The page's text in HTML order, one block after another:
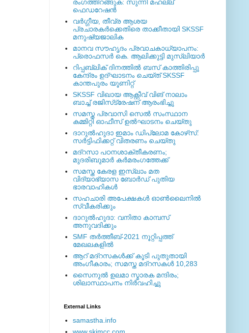
രംഗത്തിറങ്ങുക: സുന്നി മഹല്ല്
ഫെഡറേഷന്‍
വര്‍ഗ്ഗീയ, തീവ്ര ആശയ
പ്രചാരകര്‍ക്കെതിരെ താക്കീതായി SKSSF
മനുഷ്യജാലിക
മാനവ സൗഹൃദം പ്രവാചകാധ്യാപനം:
പ്രൊഫസർ കെ. ആലിക്കുട്ടി മുസ്ലിയാർ
റിപ്പബ്ലിക് ദിനത്തില്‍ ബസ് കാത്തിരിപ്പു
കേന്ദ്രം ഉദ്ഘാടനം ചെയ്ത്‌ SKSSF
കാന്തപുരം യൂണിറ്റ്
SKSSF വിഖായ ആക്റ്റീവ് വിങ് നാലാം
ബാച്ച് രജിസ്‌ട്രേഷന് ആരംഭിച്ചു
സമസ്ത പ്രവാസി സെല്‍ സംസ്ഥാന
കമ്മിറ്റി ഓഫീസ് ഉല്‍ഘാടനം ചെയ്തു
ദാറുല്‍ഹുദാ ഇമാം ഡിപ്ലോമ കോഴ്‌സ്:
സര്‍ട്ടിഫിക്കറ്റ് വിതരണം ചെയ്തു
മദ്‌റസാ പഠനശാക്തീകരണം;
മുദരിബുമാര്‍ കര്‍മരംഗത്തേക്ക്
സമസ്ത കേരള ഇസ്ലാം മത
വിദ്യാഭ്യാസ ബോര്‍ഡ് പുതിയ
ഭാരവാഹികള്‍
സഹചാരി അപേക്ഷകൾ ഓൺലൈനിൽ
സ്വീകരിക്കും
ദാറുല്‍ഹുദാ: വനിതാ കാമ്പസ്
അനുവദിക്കും
SMF തര്‍ത്തീബ്-2021 നൂറ്റിപ്പത്ത്
മേഖലകളില്‍
ആറ് മദ്റസകള്‍ക്ക് കൂടി പുതുതായി
അംഗീകാരം; സമസ്ത മദ്റസകള്‍ 10,283
സൈനുല്‍ ഉലമാ സ്മാരക മന്ദിരം;
ശിലാസ്ഥാപനം നിര്‍വഹിച്ചു
External ‎Links
samastha.info